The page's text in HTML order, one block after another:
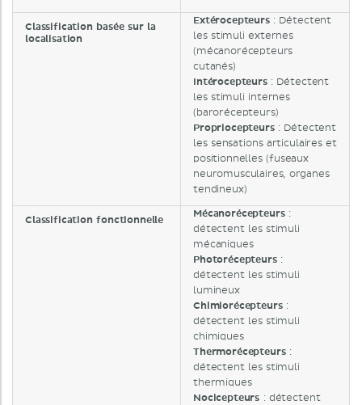
Classification basée sur la
localisation
Extérocepteurs: Détectent
les stimuli externes
(mécanorécepteurs
cutanés)
Intérocepteurs: Détectent
les stimuli internes
(barorécepteurs)
Propriocepteurs: Détectent
les sensations articulaires et
positionnelles (fuseaux
neuromusculaires, organes
tendineux)
Classification fonctionnelle
Mécanorécepteurs:
détectent les stimuli
mécaniques
Photorécepteurs:
détectent les stimuli
lumineux
Chimiorécepteurs:
détectent les stimuli
chimiques
Thermorécepteurs:
détectent les stimuli
thermiques
Nocicepteurs : détectent